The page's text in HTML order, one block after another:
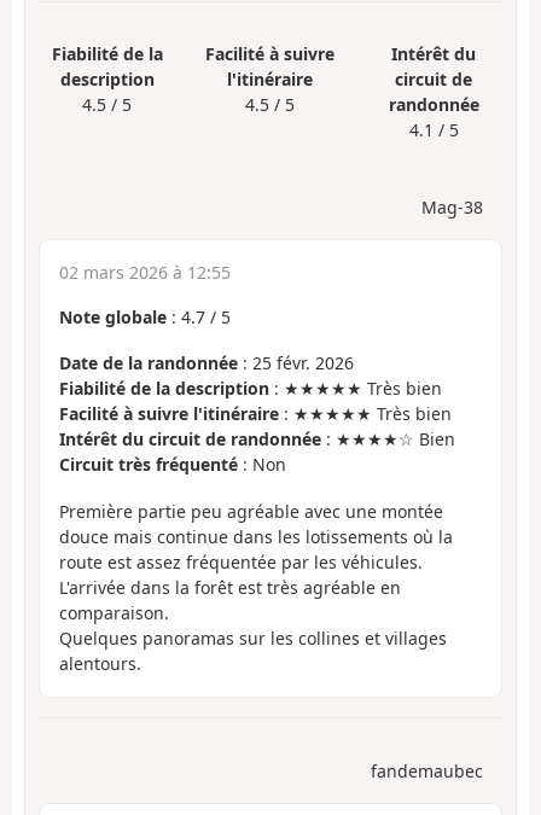
Fiabilité de la
description
4.5 / 5
Facilité à suivre
l'itinéraire
4.5 / 5
Intérêt du
circuit de
randonnée
4.1 / 5
Mag-38
02 mars 2026 à 12:55
Note globale : 4.7 / 5
Date de la randonnée : 25 févr. 2026
Fiabilité de la description : ★★★★★ Très bien
Facilité à suivre l'itinéraire : ★★★★★ Très bien
Intérêt du circuit de randonnée : ★★★★☆ Bien
Circuit très fréquenté : Non
Première partie peu agréable avec une montée
douce mais continue dans les lotissements où la
route est assez fréquentée par les véhicules.
L'arrivée dans la forêt est très agréable en
comparaison.
Quelques panoramas sur les collines et villages
alentours.
fandemaubec